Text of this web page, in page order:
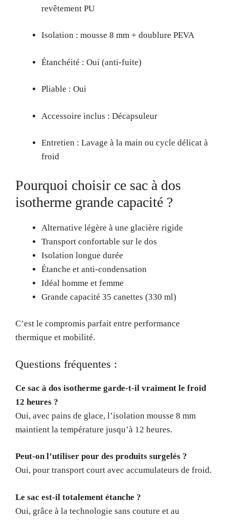
revêtement PU
Isolation : mousse 8 mm + doublure PEVA
Étanchéité : Oui (anti-fuite)
Pliable : Oui
Accessoire inclus : Décapsuleur
Entretien : Lavage à la main ou cycle délicat à
froid
Pourquoi choisir ce sac à dos
isotherme grande capacité ?
Alternative légère à une glacière rigide
Transport confortable sur le dos
Isolation longue durée
Étanche et anti-condensation
Idéal homme et femme
Grande capacité 35 canettes (330 ml)
C’est le compromis parfait entre performance
thermique et mobilité.
Questions fréquentes :
Ce sac à dos isotherme garde-t-il vraiment le froid
12 heures ?
Oui, avec pains de glace, l’isolation mousse 8 mm
maintient la température jusqu’à 12 heures.
Peut-on l’utiliser pour des produits surgelés ?
Oui, pour transport court avec accumulateurs de froid.
Le sac est-il totalement étanche ?
Oui, grâce à la technologie sans couture et au